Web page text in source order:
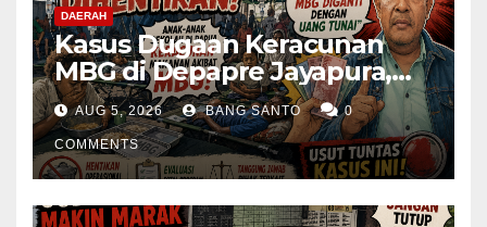
DAERAH
Kasus Dugaan Keracunan
MBG di Depapre Jayapura,
Aktivis Papua Minta
Operasional Dapur
Dihentikan & Evaluasi
Menyeluruh
AUG 5, 2026 BANG SANTO 0
COMMENTS